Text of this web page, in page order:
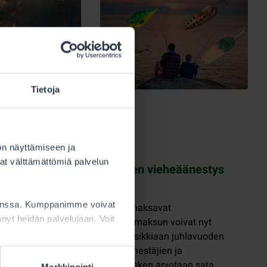
Tietoja
näyttämiseen ja
välttämättömiä palvelun
Kumppanimme voivat
heidän palvelujaan. Voit
251
Juhlavuoden vieheäänestys
Kaikki, jotka maksavat
kalastonhoitomaksun voivat nyt
äänestää suosikkiaan juhlavuoden
vieheeksi. Äänestäjien ja